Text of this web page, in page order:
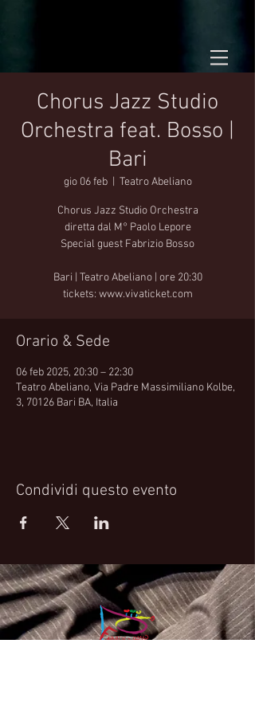
Chorus Jazz Studio
Orchestra feat. Bosso |
Bari
gio 06 feb
  |
Teatro Abeliano
Chorus Jazz Studio Orchestra
diretta dal M° Paolo Lepore
Special guest Fabrizio Bosso
Bari | Teatro Abeliano | ore 20:30
tickets: www.vivaticket.com
Orario & Sede
06 feb 2025, 20:30 – 22:30
Teatro Abeliano, Via Padre Massimiliano Kolbe,
3, 70126 Bari BA, Italia
Condividi questo evento